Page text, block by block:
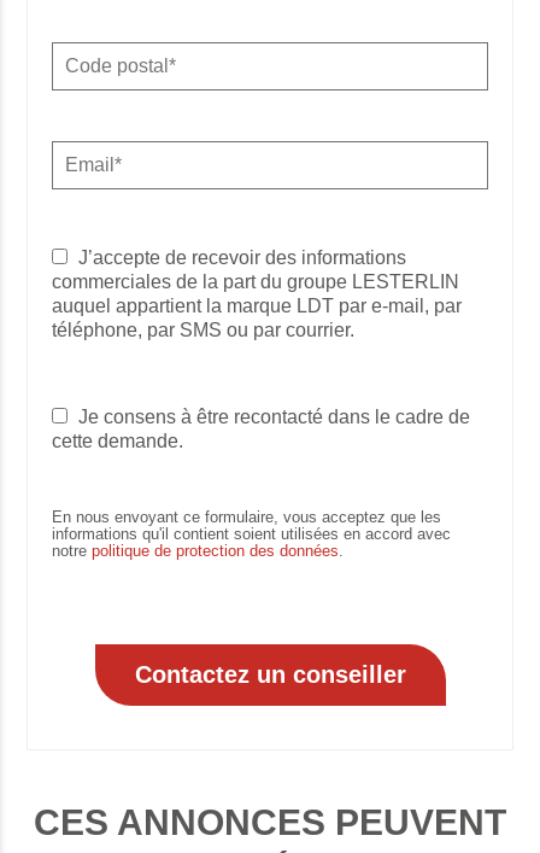
J’accepte de recevoir des informations
commerciales de la part du groupe LESTERLIN
auquel appartient la marque LDT par e-mail, par
téléphone, par SMS ou par courrier.
Je consens à être recontacté dans le cadre de
cette demande.
En nous envoyant ce formulaire, vous acceptez que les
informations qu'il contient soient utilisées en accord avec
notrepolitique de protection des données.
CES ANNONCES PEUVENT